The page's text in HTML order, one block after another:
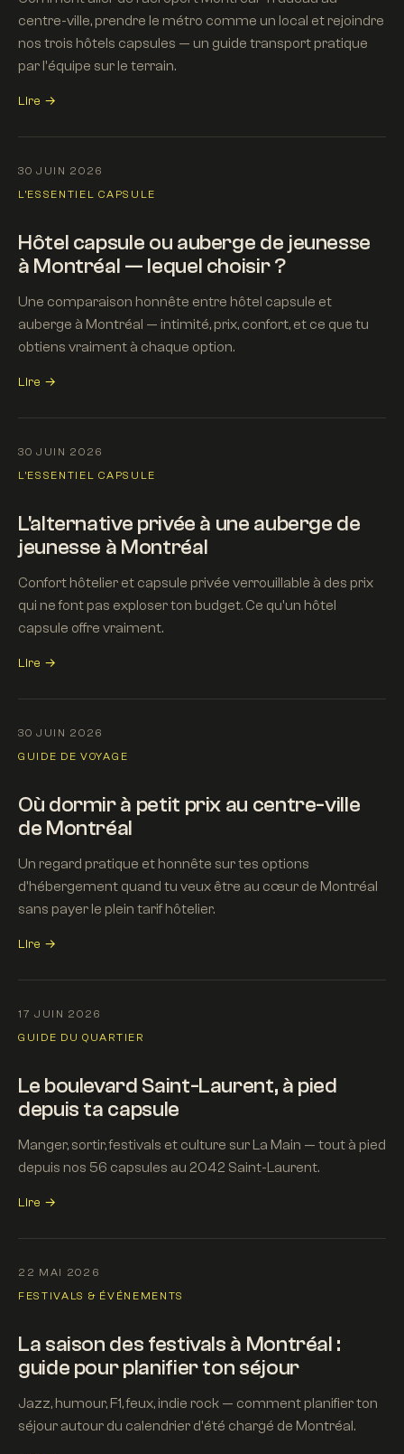
centre-ville, prendre le métro comme un local et rejoindre
nos trois hôtels capsules — un guide transport pratique
par l'équipe sur le terrain.
Lire →
30 JUIN 2026
L'ESSENTIEL CAPSULE
Hôtel capsule ou auberge de jeunesse
à Montréal — lequel choisir ?
Une comparaison honnête entre hôtel capsule et
auberge à Montréal — intimité, prix, confort, et ce que tu
obtiens vraiment à chaque option.
Lire →
30 JUIN 2026
L'ESSENTIEL CAPSULE
L'alternative privée à une auberge de
jeunesse à Montréal
Confort hôtelier et capsule privée verrouillable à des prix
qui ne font pas exploser ton budget. Ce qu'un hôtel
capsule offre vraiment.
Lire →
30 JUIN 2026
GUIDE DE VOYAGE
Où dormir à petit prix au centre-ville
de Montréal
Un regard pratique et honnête sur tes options
d'hébergement quand tu veux être au cœur de Montréal
sans payer le plein tarif hôtelier.
Lire →
17 JUIN 2026
GUIDE DU QUARTIER
Le boulevard Saint-Laurent, à pied
depuis ta capsule
Manger, sortir, festivals et culture sur La Main — tout à pied
depuis nos 56 capsules au 2042 Saint-Laurent.
Lire →
22 MAI 2026
FESTIVALS & ÉVÉNEMENTS
La saison des festivals à Montréal :
guide pour planifier ton séjour
Jazz, humour, F1, feux, indie rock — comment planifier ton
séjour autour du calendrier d'été chargé de Montréal.